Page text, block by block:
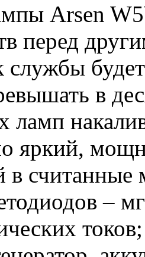
Arsen
перед
службы
в
ламп
яркий,
считанные
–